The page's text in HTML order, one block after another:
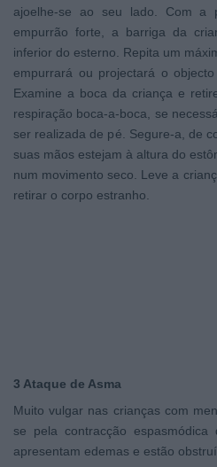
ajoelhe-se ao seu lado. Com a
empurrão forte, a barriga da
inferior do esterno. Repita um
empurrará ou projectará o
Examine a boca da criança e
respiração boca-a-boca, se
ser realizada de pé. Segure-a, de
suas mãos estejam à altura do
num movimento seco. Leve a
retirar o corpo estranho.
3 Ataque de Asma
Muito vulgar nas crianças com
se pela contracção
apresentam edemas e estão